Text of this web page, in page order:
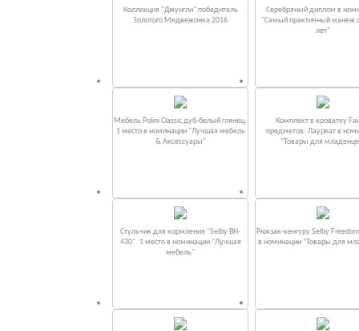
Коллекция "Джунгли" победитель
Золотого Медвежонка 2016
Серебряный диплом в
"Самый практичный манеж
лет"
Мебель Polini Classic дуб-белый глянец.
1 место в номинации "Лучшая мебель
& Аксессуары"
Комплект в кроватку
предметов. Лауреат в
“Товары для
Стульчик для кормления "Selby BH-
430". 1 место в номинации "Лучшая
мебель"
Рюкзак-кенгуру Selby
в номинации “Товары для